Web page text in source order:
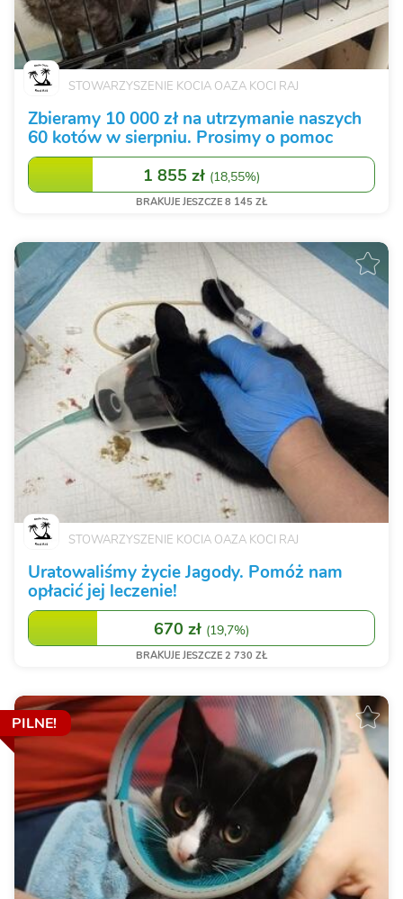
STOWARZYSZENIE KOCIA OAZA KOCI RAJ
Zbieramy 10 000 zł na utrzymanie naszych
60 kotów w sierpniu. Prosimy o pomoc
1 855 zł (18,55%)
BRAKUJE JESZCZE 8 145 ZŁ
STOWARZYSZENIE KOCIA OAZA KOCI RAJ
Uratowaliśmy życie Jagody. Pomóż nam
opłacić jej leczenie!
670 zł (19,7%)
BRAKUJE JESZCZE 2 730 ZŁ
PILNE!